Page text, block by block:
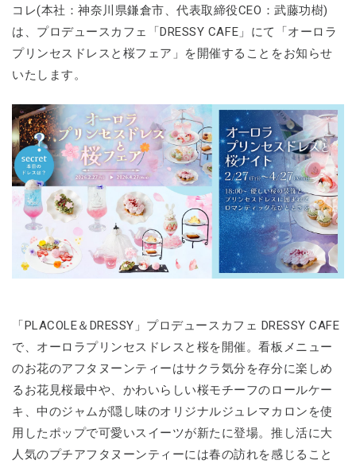
コレ(本社：神奈川県鎌倉市、代表取締役CEO：武藤功樹)
は、プロデュースカフェ「DRESSY CAFE」にて「オーロラ
プリンセスドレスと桜フェア」を開催することをお知らせ
いたします。
「PLACOLE＆DRESSY」プロデュースカフェ DRESSY CAFE
で、オーロラプリンセスドレスと桜を開催。看板メニュー
のお花のアフタヌーンティーはサクラ気分を存分に楽しめ
るお花見桜最中や、かわいらしい桜モチーフのロールケー
キ、中のジャムが隠し味のオリジナルジュレマカロンを使
用したポップで可愛いスイーツが新たに登場。推し活に大
人気のプチアフタヌーンティーには春の訪れを感じること